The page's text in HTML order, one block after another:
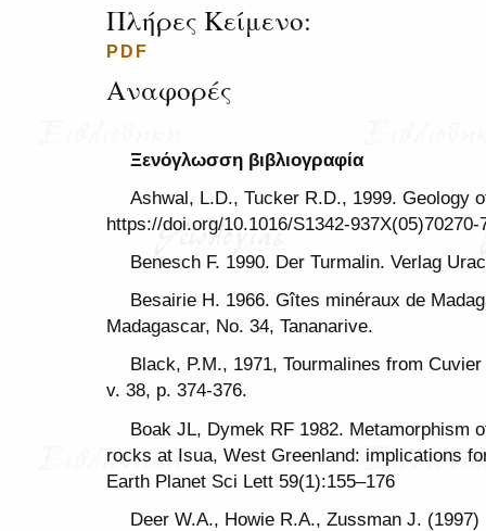
Πλήρες Κείμενο:
PDF
Αναφορές
Ξενόγλωσση βιβλιογραφία
Ashwal, L.D., Tucker R.D., 1999. Geology
https://doi.org/10.1016/S1342-937X(05)70270-
Benesch F. 1990. Der Turmalin. Verlag
Besairie H. 1966. Gîtes minéraux de
Madagascar, No. 34, Tananarive.
Black, P.M., 1971, Tourmalines from
v. 38, p. 374-376.
Boak JL, Dymek RF 1982. Metamorphism
rocks at Isua, West Greenland: implications
Earth Planet Sci Lett 59(1):155–176
Deer W.A., Howie R.A., Zussman J.